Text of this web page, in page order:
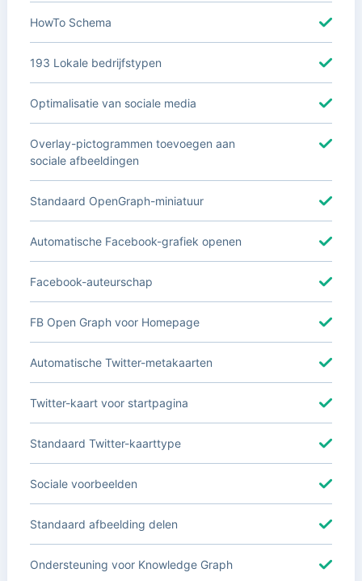
HowTo Schema
193 Lokale bedrijfstypen
Optimalisatie van sociale media
Overlay-pictogrammen toevoegen aan
sociale afbeeldingen
Standaard OpenGraph-miniatuur
Automatische Facebook-grafiek openen
Facebook-auteurschap
FB Open Graph voor Homepage
Automatische Twitter-metakaarten
Twitter-kaart voor startpagina
Standaard Twitter-kaarttype
Sociale voorbeelden
Standaard afbeelding delen
Ondersteuning voor Knowledge Graph